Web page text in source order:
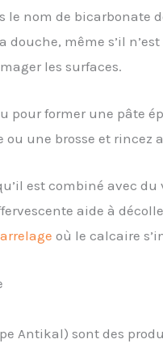
le nom de bicarbonate
même s’il
les surfaces.
pour former une pâte
une brosse et rincez
est combiné avec
aide à
où le calcaire
Antikal) sont des